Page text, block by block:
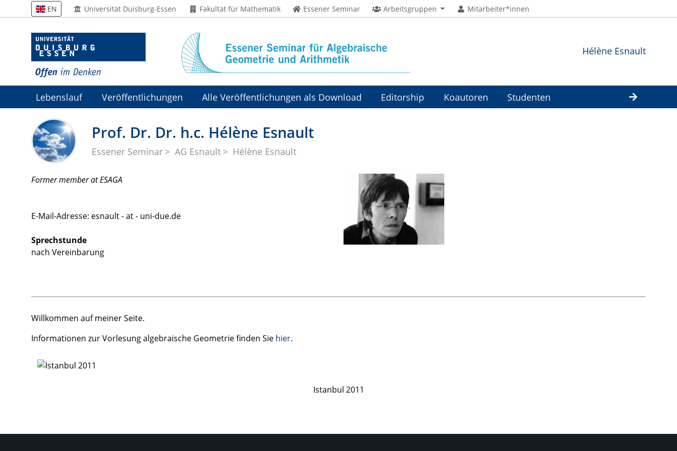
Hélène Esnault
EN Universität Duisburg-Essen Fakultät für Mathematik Essener Seminar Arbeitsgruppen Mitarbeiter*innen
Lebenslauf Veröffentlichungen Alle Veröffentlichungen als Download Editorship Koautoren
Studenten
Liste von Vorabveröffentlichungen der Arbeitsgruppe
Prof. Dr. Dr. h.c. Hélène Esnault
Essener Seminar AG Esnault Hélène Esnault
Former member at ESAGA
E-Mail-Adresse: esnault - at - uni-due.de
Sprechstunde
nach Vereinbarung
Willkommen auf meiner Seite.
Informationen zur Vorlesung algebraische Geometrie finden Sie hier.
Istanbul 2011